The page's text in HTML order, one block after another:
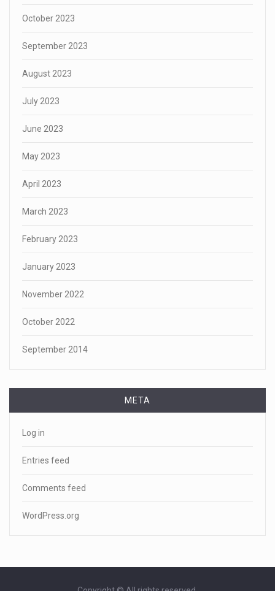
October 2023
September 2023
August 2023
July 2023
June 2023
May 2023
April 2023
March 2023
February 2023
January 2023
November 2022
October 2022
September 2014
META
Log in
Entries feed
Comments feed
WordPress.org